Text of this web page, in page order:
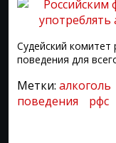
Судейский комитет
поведения для
Метки: алкоголь
поведения
рфс